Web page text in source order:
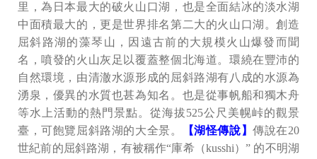
里，為日本最大的破火山口湖，也是全面結冰的淡水湖
中面積最大的，更是世界排名第二大的火山口湖。創造
屈斜路湖的藻琴山，因遠古前的大規模火山爆發而聞
名，噴發的火山灰足以覆蓋整個北海道。環繞在豐沛的
自然環境，由清澈水源形成的屈斜路湖有八成的水源為
湧泉，優異的水質也甚為知名。也是從事帆船和獨木舟
等水上活動的熱門景點。從海拔525公尺美幌峠的觀景
臺，可飽覽屈斜路湖的大全景。
【湖怪傳說】傳說在20
世紀前的屈斜路湖，有被稱作“庫希（kusshi）” 的不明湖